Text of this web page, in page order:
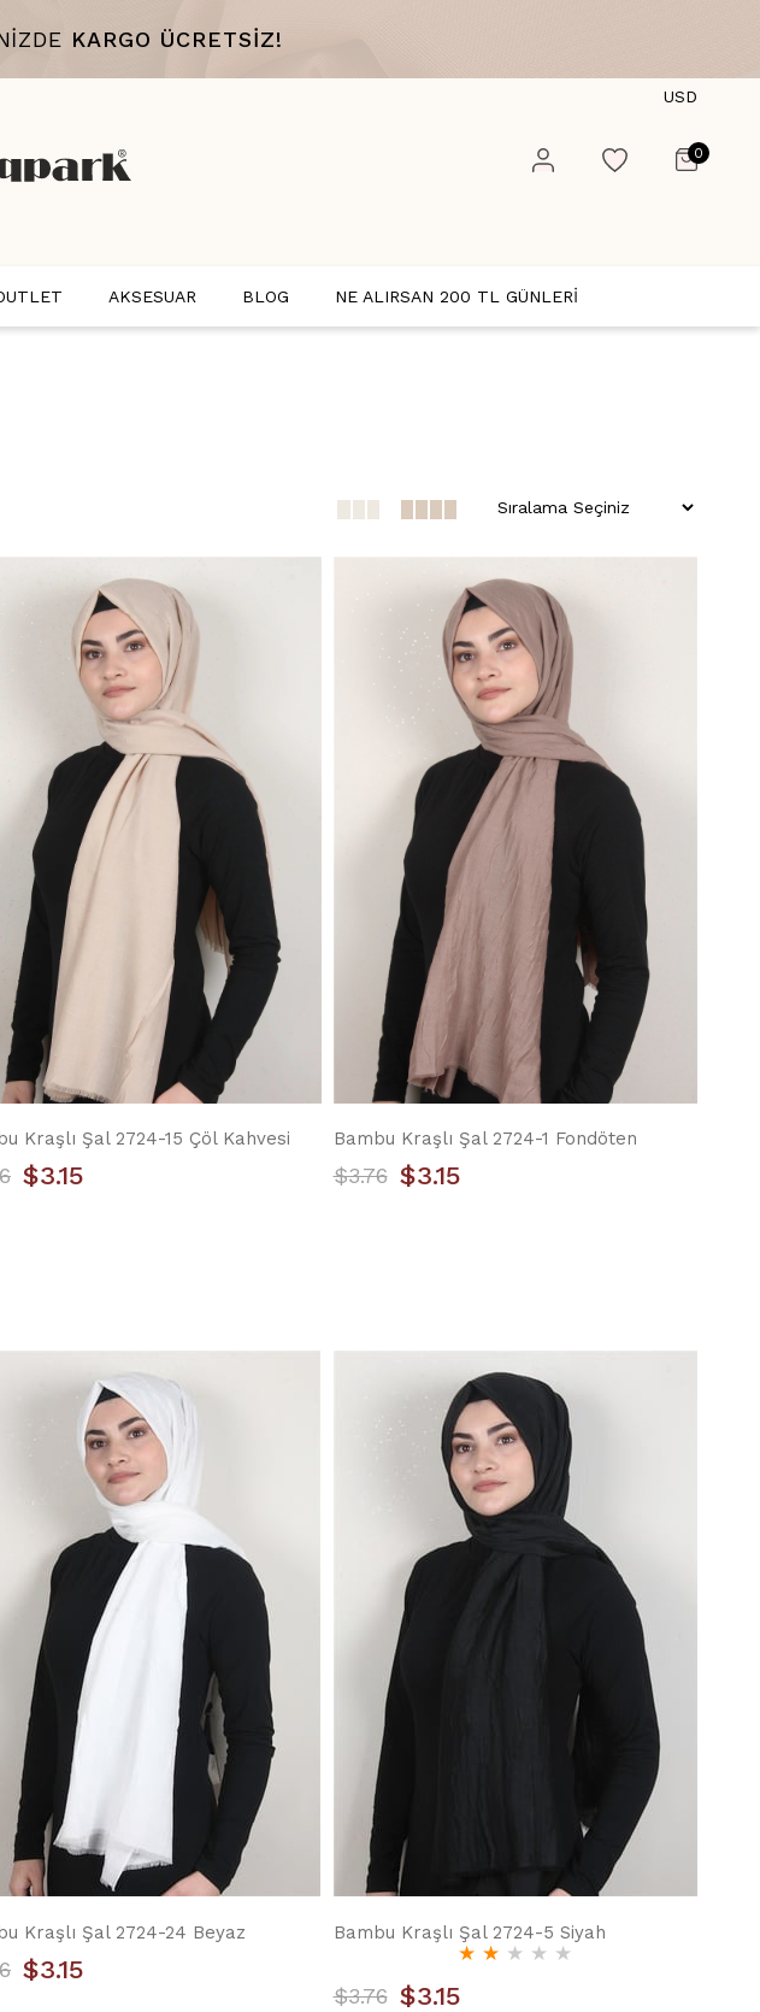
KARGO ÜCRETSİZ!
USD
0
AKSESUAR BLOG NE ALIRSAN 200 TL GÜNLERİ
Kraşlı Şal 2724-15 Çöl Kahvesi
$3.15
Bambu Kraşlı Şal 2724-1 Fondöten
$3.15
$3.76
Kraşlı Şal 2724-24 Beyaz
$3.15
Bambu Kraşlı Şal 2724-5 Siyah
★ ★ ★ ★ ★
$3.15
$3.76